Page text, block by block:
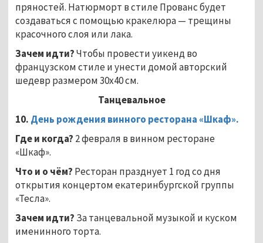
пряностей. Натюрморт в стиле Прованс будет
создаваться с помощью кракелюра — трещины
красочного слоя или лака.
Зачем идти?Чтобы провести уикенд во
французском стиле и унести домой авторский
шедевр размером 30х40 см.
Танцевальное
10. День рождения винного ресторана «Шкаф».
Где и когда? 2 февраля в винном ресторане
«Шкаф».
Что и о чём? Ресторан празднует 1 год со дня
открытия концертом екатеринбургской группы
«Тесла».
Зачем идти? За танцевальной музыкой и куском
именинного торта.